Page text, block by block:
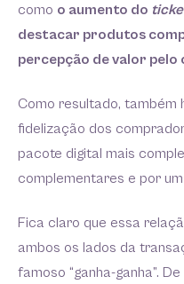
como o aumento do
destacar produtos
percepção de valor pelo
Como resultado, também
fidelização dos
pacote digital mais
complementares e por
Fica claro que essa
ambos os lados da
famoso “ganha-ganha”.